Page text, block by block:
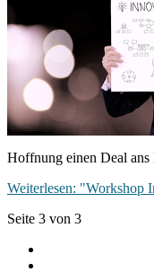
Hoffnung einen Deal
Weiterlesen: "Workshop
Seite 3 von 3